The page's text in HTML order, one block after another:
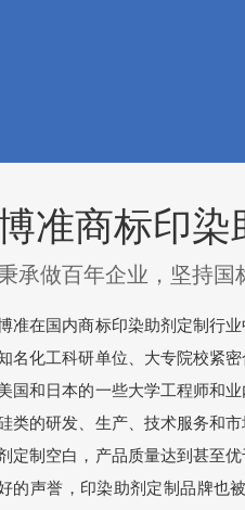
准商标印染
承做百年企业，坚持
准在国内商标印染助剂定制行
名化工科研单位、大专院校紧
国和日本的一些大学工程师和
类的研发、生产、技术服务和
定制空白，产品质量达到甚至
的声誉，印染助剂定制品牌也